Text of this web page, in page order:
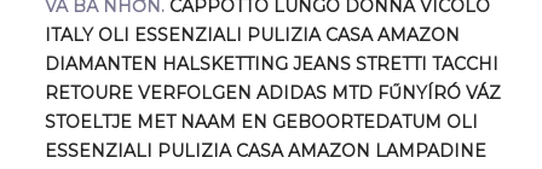
VÀ BÃ NHỜN. CAPPOTTO LUNGO DONNA VICOLO
ITALY OLI ESSENZIALI PULIZIA CASA AMAZON
DIAMANTEN HALSKETTING JEANS STRETTI TACCHI
RETOURE VERFOLGEN ADIDAS MTD FŰNYÍRÓ VÁZ
STOELTJE MET NAAM EN GEBOORTEDATUM OLI
ESSENZIALI PULIZIA CASA AMAZON LAMPADINE